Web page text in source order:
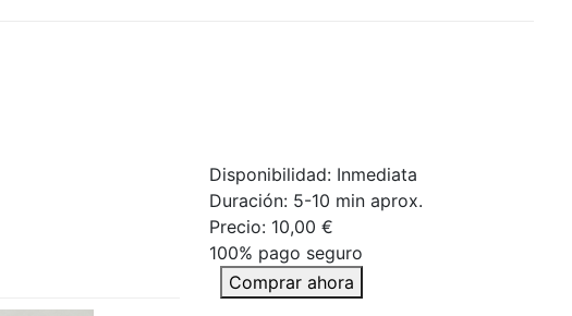
Disponibilidad: Inmediata
Duración: 5-10 min aprox.
Precio: 10,00 €
100% pago seguro
Comprar ahora